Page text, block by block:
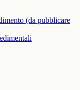
(da pubblicare